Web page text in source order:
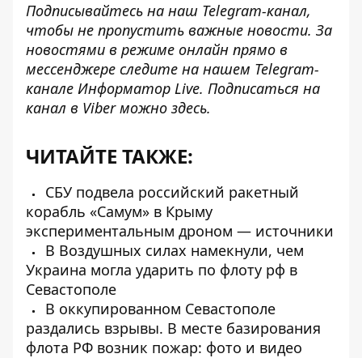
Подписывайтесь на наш Telegram-канал,
чтобы не пропустить важные новости. За
новостями в режиме онлайн прямо в
мессенджере следите на нашем Telegram-
канале Информатор Live. Подписаться на
канал в Viber можно здесь.
ЧИТАЙТЕ ТАКЖЕ:
СБУ подвела российский ракетный
корабль «Самум» в Крыму
экспериментальным дроном — источники
В Воздушных силах намекнули, чем
Украина могла ударить по флоту рф в
Севастополе
В оккупированном Севастополе
раздались взрывы. В месте базирования
флота РФ возник пожар: фото и видео